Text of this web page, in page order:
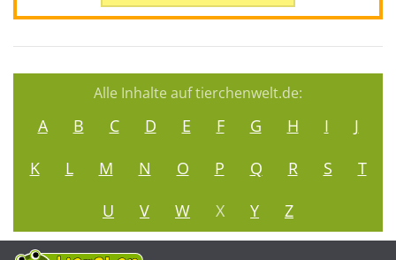
Alle Inhalte auf tierchenwelt.de:
A B C D E F G H I
J
K
L M N O P Q R S
T
U
V W X Y Z